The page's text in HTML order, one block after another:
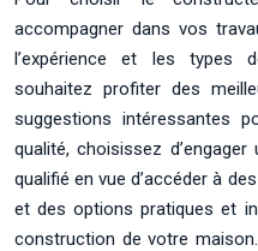
accompagner dans vos
l’expérience et les types
souhaitez profiter des
suggestions intéressantes
qualité, choisissez
qualifié en vue d’accéder à
et des options pratiques et
construction de votre